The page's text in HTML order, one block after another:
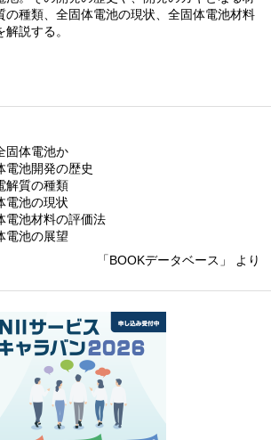
の種類、全固体電池の現状、全固体電池材料
説する。
体電池か
池開発の歴史
質の種類
池の現状
池材料の評価法
池の展望
「BOOKデータベース」 より